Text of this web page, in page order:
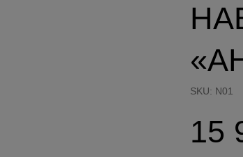
SKU: N01
15